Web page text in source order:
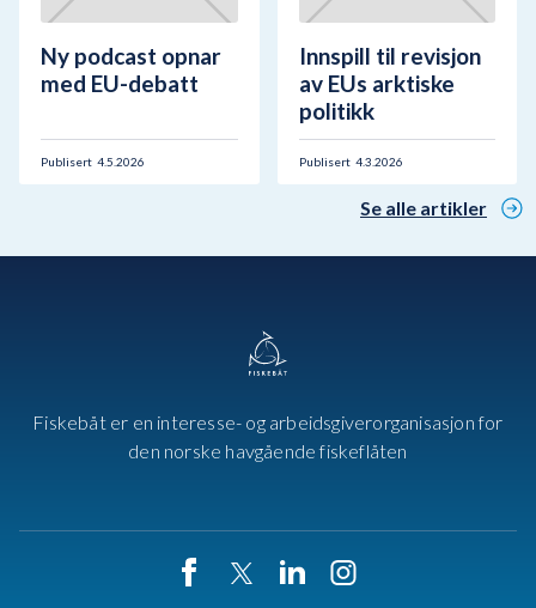
Ny podcast opnar
med EU-debatt
Publisert 4.5.2026
Innspill til revisjon
av EUs arktiske
politikk
Publisert 4.3.2026
Se alle artikler
Fiskebåt er en interesse- og arbeidsgiverorganisasjon for
den norske havgående fiskeflåten